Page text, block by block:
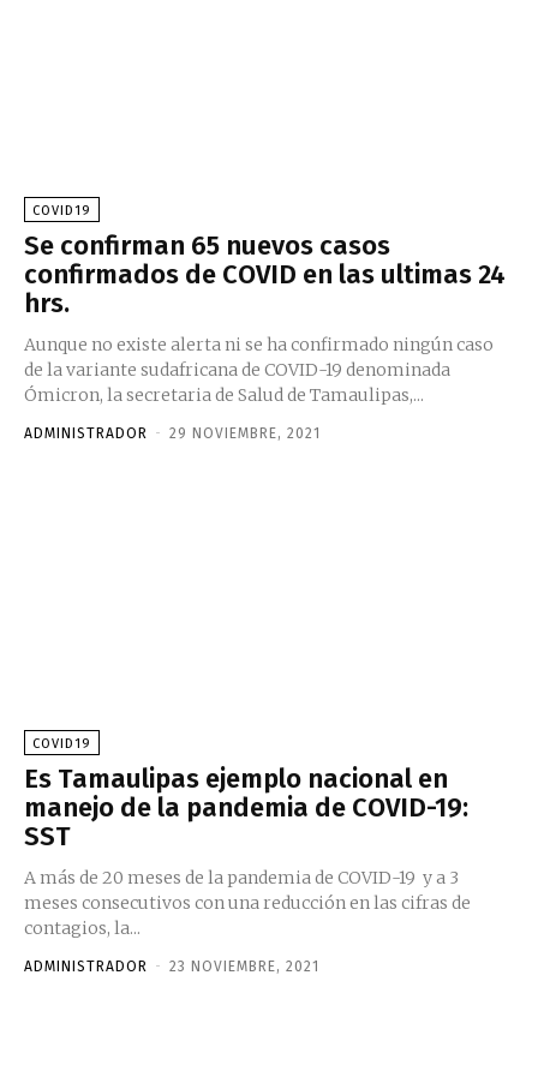
COVID19
Se confirman 65 nuevos casos
confirmados de COVID en las ultimas 24
hrs.
Aunque no existe alerta ni se ha confirmado ningún caso
de la variante sudafricana de COVID-19 denominada
Ómicron, la secretaria de Salud de Tamaulipas,...
ADMINISTRADOR - 29 NOVIEMBRE, 2021
COVID19
Es Tamaulipas ejemplo nacional en
manejo de la pandemia de COVID-19:
SST
A más de 20 meses de la pandemia de COVID-19 y a 3
meses consecutivos con una reducción en las cifras de
contagios, la...
ADMINISTRADOR - 23 NOVIEMBRE, 2021